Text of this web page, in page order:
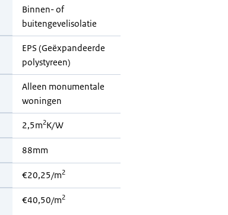
Binnen- of
buitengevelisolatie
EPS (Geëxpandeerde
polystyreen)
Alleen monumentale
woningen
2,5m2K/W
88mm
€20,25/m2
€40,50/m2